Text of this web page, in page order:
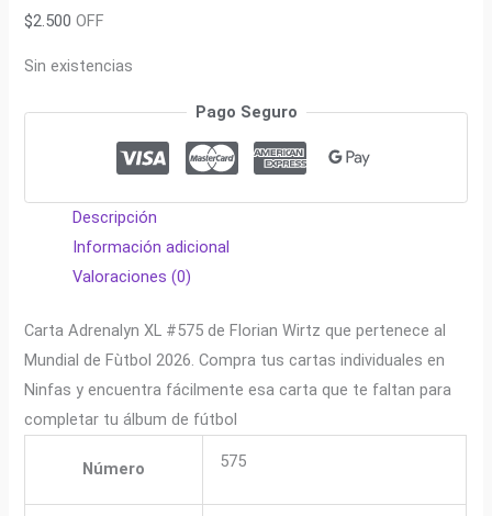
$2.500 OFF
Sin existencias
Pago Seguro
Descripción
Información adicional
Valoraciones (0)
Carta Adrenalyn XL #575 de Florian Wirtz que pertenece al
Mundial de Fùtbol 2026. Compra tus cartas individuales en
Ninfas y encuentra fácilmente esa carta que te faltan para
completar tu álbum de fútbol
Número 575